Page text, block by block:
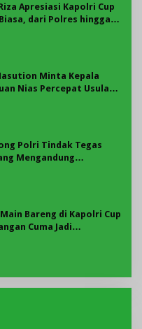
Apresiasi Kapolri Cup
dari Polres hingga
Minta Kepala
Nias Percepat Usulan
Polri Tindak Tegas
Mengandung
Bareng di Kapolri Cup
Cuma Jadi